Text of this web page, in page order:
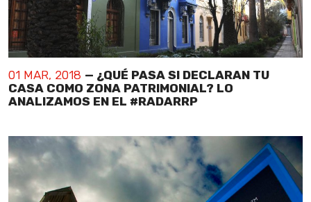
01 MAR, 2018 — ¿QUÉ PASA SI DECLARAN TU
CASA COMO ZONA PATRIMONIAL? LO
ANALIZAMOS EN EL #RADARRP